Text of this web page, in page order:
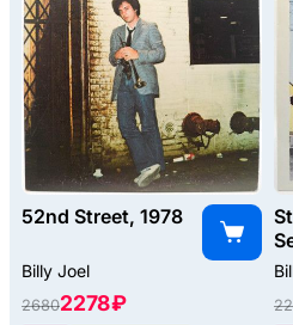
52nd Street, 1978
Billy Joel
26802278 ₽